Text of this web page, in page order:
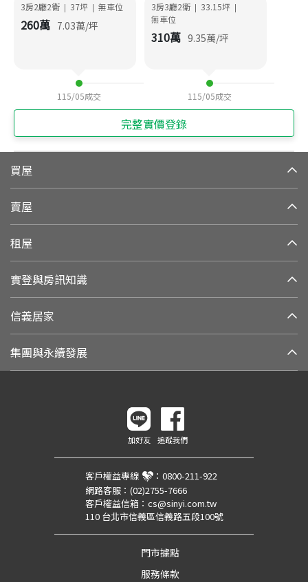
3房2廳2衛 | 37坪 | 無車位
260萬 7.03萬/坪
115/05成交
3房3廳2衛 | 33.15坪 |
無車位
310萬 9.35萬/坪
115/05成交
完整實價登錄
買屋
賣屋
租屋
實登與房訊知識
信義居家
集團與永續發展
加好友 追蹤我們
客戶權益專線 ： 0800-211-922
網路客服： (02)2755-7666
客戶權益信箱： cs@sinyi.com.tw
110 台北市信義區信義路五段100號
門市據點
服務條款